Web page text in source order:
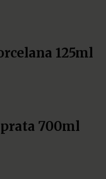
125ml
700ml